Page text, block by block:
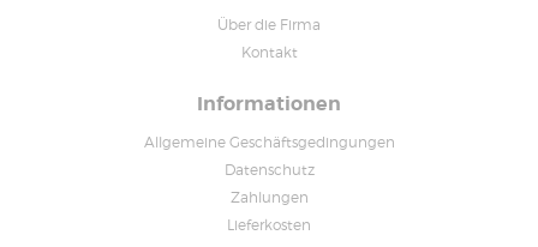
Über die Firma
Kontakt
Informationen
Allgemeine Geschäftsgedingungen
Datenschutz
Zahlungen
Lieferkosten